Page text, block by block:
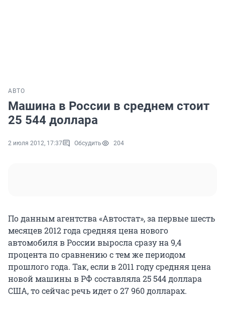
АВТО
Машина в России в среднем стоит
25 544 доллара
2 июля 2012, 17:37 Обсудить 204
По данным агентства «Автостат», за первые шесть
месяцев 2012 года средняя цена нового
автомобиля в России выросла сразу на 9,4
процента по сравнению с тем же периодом
прошлого года. Так, если в 2011 году средняя цена
новой машины в РФ составляла 25 544 доллара
США, то сейчас речь идет о 27 960 долларах.